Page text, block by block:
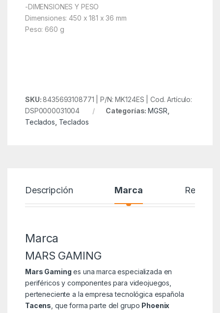
-DIMENSIONES Y PESO
Dimensiones: 450 x 181 x 36 mm
Peso: 660 g
SKU:8435693108771 | P/N: MK124ES | Cod. Artículo:
DSP0000031004
Categorías:MGSR
Teclados Teclados
Descripción Marca Reseñas
Marca
MARS GAMING
Mars Gaming es una marca especializada en
periféricos y componentes para videojuegos,
perteneciente a la empresa tecnológica española
Tacens , que forma parte del grupo Phoenix